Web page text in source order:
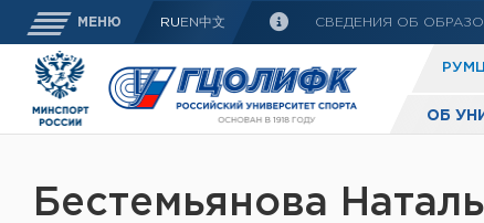
МЕНЮ RU EN中文 СВЕДЕНИЯ ОБ
ОБ
Бестемьянова